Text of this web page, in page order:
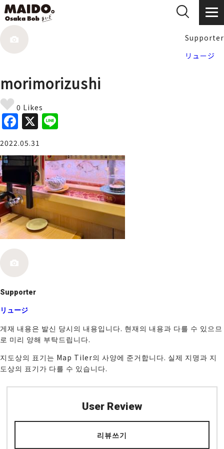
Supporter
リュージ
morimorizushi
0 Likes
F
a
c
e
b
o
o
k
X
e
2022.05.31
Supporter
リュージ
게재 내용은 발신 당시의 내용입니다. 현재의 내용과 다를 수 있으므
로 미리 양해 부탁드립니다.
지도상의 표기는 Map Tiler의 사양에 준거합니다. 실제 지명과 지
도상의 표기가 다를 수 있습니다.
User Review
리뷰쓰기